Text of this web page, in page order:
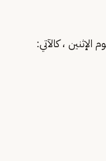
الإثنين ، كالآتي: